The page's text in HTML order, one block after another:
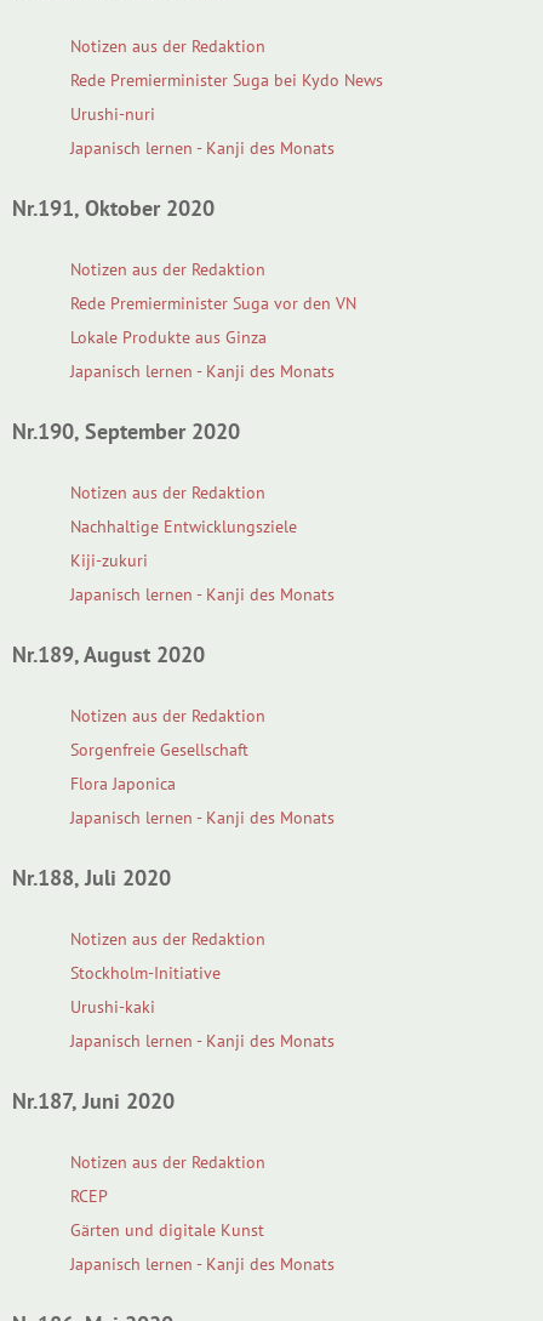
Notizen aus der Redaktion
Rede Premierminister Suga bei Kydo News
Urushi-nuri
Japanisch lernen - Kanji des Monats
Nr.191, Oktober 2020
Notizen aus der Redaktion
Rede Premierminister Suga vor den VN
Lokale Produkte aus Ginza
Japanisch lernen - Kanji des Monats
Nr.190, September 2020
Notizen aus der Redaktion
Nachhaltige Entwicklungsziele
Kiji-zukuri
Japanisch lernen - Kanji des Monats
Nr.189, August 2020
Notizen aus der Redaktion
Sorgenfreie Gesellschaft
Flora Japonica
Japanisch lernen - Kanji des Monats
Nr.188, Juli 2020
Notizen aus der Redaktion
Stockholm-Initiative
Urushi-kaki
Japanisch lernen - Kanji des Monats
Nr.187, Juni 2020
Notizen aus der Redaktion
RCEP
Gärten und digitale Kunst
Japanisch lernen - Kanji des Monats